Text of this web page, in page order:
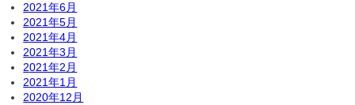
2021年6月
2021年5月
2021年4月
2021年3月
2021年2月
2021年1月
2020年12月